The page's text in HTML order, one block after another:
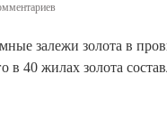
залежи золота в
в 40 жилах золота